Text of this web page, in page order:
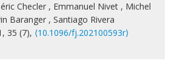
Checler , Emmanuel Nivet , Michel
Baranger , Santiago Rivera
35 (7), ⟨10.1096/fj.202100593r⟩